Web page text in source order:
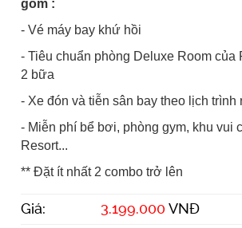
gồm :
- Vé máy bay khứ hồi
- Tiêu chuẩn phòng Deluxe Room của
2 bữa
- Xe đón và tiễn sân bay theo lịch trình
- Miễn phí bể bơi, phòng gym, khu vui
Resort...
** Đặt ít nhất 2 combo trở lên
Giá: 3.199.000 VNĐ